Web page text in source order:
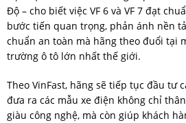
Độ – cho biết việc VF 6 và VF 7 đạt
bước tiến quan trọng, phản ánh nền
chuẩn an toàn mà hãng theo đuổi tại
trường ô tô lớn nhất thế giới.
Theo VinFast, hãng sẽ tiếp tục đầu tư
đưa ra các mẫu xe điện không chỉ
giàu công nghệ, mà còn giúp khách